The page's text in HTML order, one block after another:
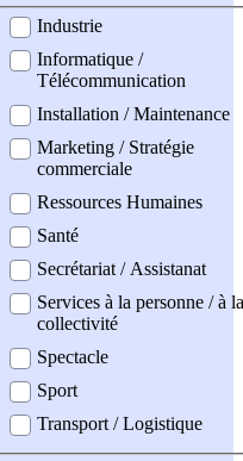
Industrie
Informatique /
Télécommunication
Installation / Maintenance
Marketing / Stratégie
commerciale
Ressources Humaines
Santé
Secrétariat / Assistanat
Services à la personne / à la
collectivité
Spectacle
Sport
Transport / Logistique